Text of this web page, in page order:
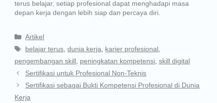
terus belajar, setiap profesional dapat menghadapi masa
depan kerja dengan lebih siap dan percaya diri.
Artikel
belajar terus,dunia kerja, karier profesional,
pengembangan skill, peningkatan kompetensi, skill digital
Sertifikasi untuk Profesional Non-Teknis
Sertifikasi sebagai Bukti Kompetensi Profesional di Dunia
Kerja